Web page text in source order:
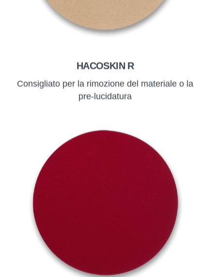
HACOSKIN R
Consigliato per la rimozione del materiale o la
pre-lucidatura